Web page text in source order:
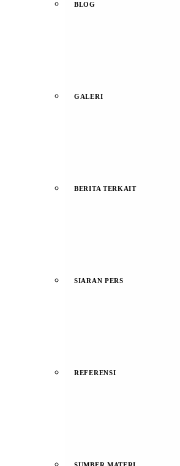
BLOG
GALERI
BERITA TERKAIT
SIARAN PERS
REFERENSI